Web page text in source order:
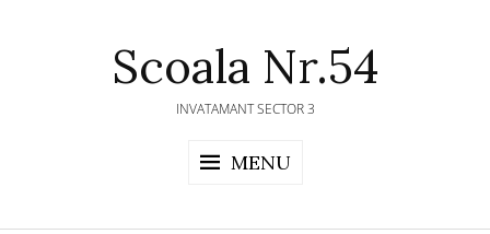
Scoala Nr.54
INVATAMANT SECTOR 3
MENU